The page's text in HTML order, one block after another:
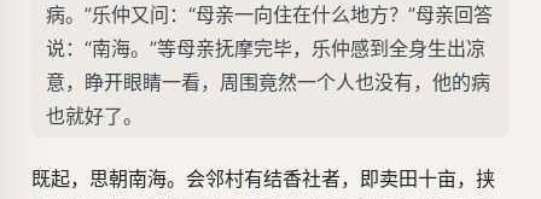
病。”乐仲又问：“母亲一向住在什么地方？”母亲回答
说：“南海。”等母亲抚摩完毕，乐仲感到全身生出凉
意，睁开眼睛一看，周围竟然一个人也没有，他的病
也就好了。
既起，思朝南海。会邻村有结香社者，即卖田十亩，挟